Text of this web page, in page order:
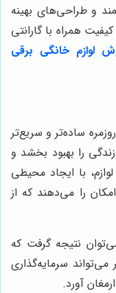
و طراحی‌های بهینه
همراه با گارانتی
لوازم خانگی برقی
ساده‌تر و سریع‌تر
را بهبود بخشد و
با ایجاد محیطی
را می‌دهند که از
نتیجه گرفت که
می‌تواند سرمایه‌گذاری
آورد.